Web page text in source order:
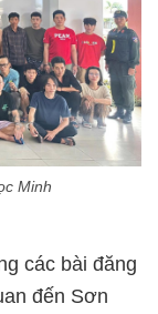
Minh
các bài đăng
đến Sơn